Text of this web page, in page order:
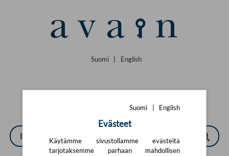
Suomi English
Suomi | English
Evästeet
Käytämme sivustollamme evästeitä
tarjotaksemme parhaan mahdollisen